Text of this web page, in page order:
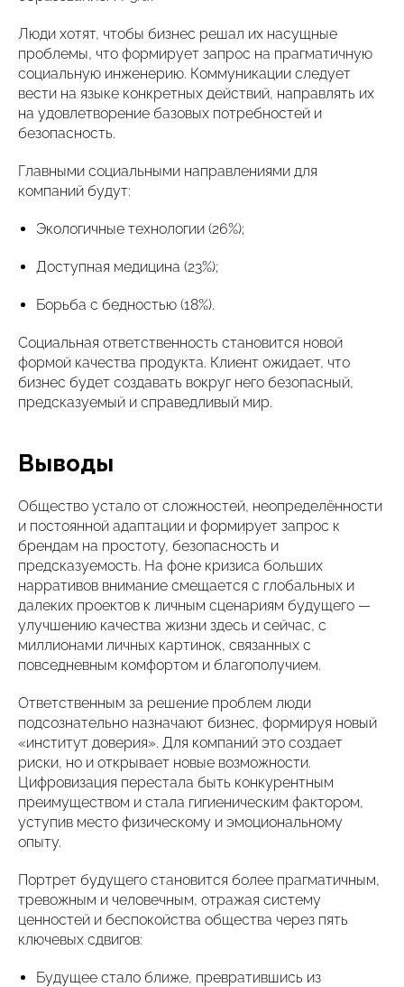
Люди хотят, чтобы бизнес решал их насущные
проблемы, что формирует запрос на прагматичную
социальную инженерию. Коммуникации следует
вести на языке конкретных действий, направлять их
на удовлетворение базовых потребностей и
безопасность.
Главными социальными направлениями для
компаний будут:
Экологичные технологии (26%);
Доступная медицина (23%);
Борьба с бедностью (18%).
Социальная ответственность становится новой
формой качества продукта. Клиент ожидает, что
бизнес будет создавать вокруг него безопасный,
предсказуемый и справедливый мир.
Выводы
Общество устало от сложностей, неопределённости
и постоянной адаптации и формирует запрос к
брендам на простоту, безопасность и
предсказуемость. На фоне кризиса больших
нарративов внимание смещается с глобальных и
далеких проектов к личным сценариям будущего —
улучшению качества жизни здесь и сейчас, с
миллионами личных картинок, связанных с
повседневным комфортом и благополучием.
Ответственным за решение проблем люди
подсознательно назначают бизнес, формируя новый
«институт доверия». Для компаний это создает
риски, но и открывает новые возможности.
Цифровизация перестала быть конкурентным
преимуществом и стала гигиеническим фактором,
уступив место физическому и эмоциональному
опыту.
Портрет будущего становится более прагматичным,
тревожным и человечным, отражая систему
ценностей и беспокойства общества через пять
ключевых сдвигов:
Будущее стало ближе, превратившись из